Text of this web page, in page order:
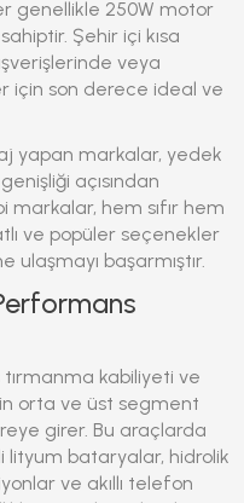
genellikle 250W motor
Şehir içi kısa
veya
için son derece ideal ve
yapan markalar, yedek
açısından
markalar, hem sıfır hem
ve popüler seçenekler
ulaşmayı başarmıştır.
kabiliyeti ve
orta ve üst segment
girer. Bu araçlarda
lityum bataryalar, hidrolik
ve akıllı telefon